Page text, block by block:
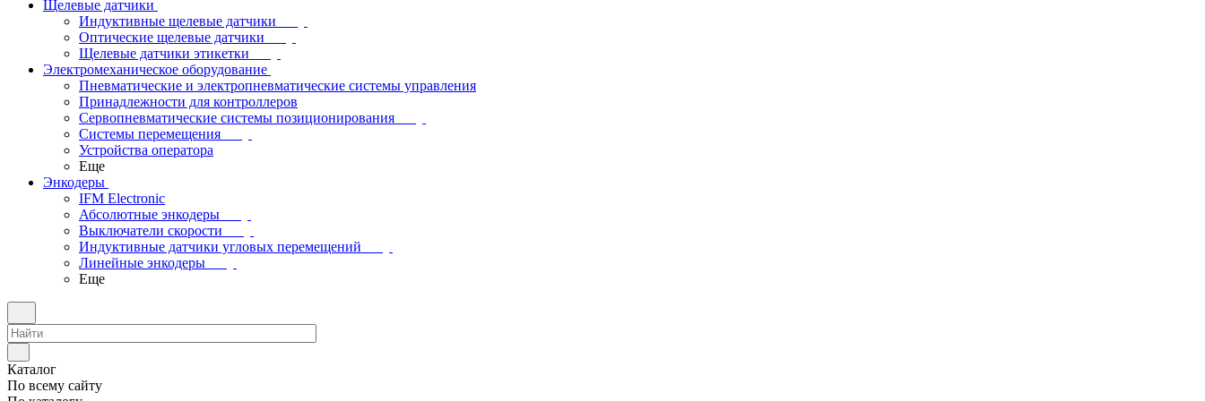
Щелевые датчики
Индуктивные щелевые датчики
Оптические щелевые датчики
Щелевые датчики этикетки
Электромеханическое оборудование
Пневматические и электропневматические системы управления
Принадлежности для контроллеров
Сервопневматические системы позиционирования
Системы перемещения
Устройства оператора
Еще
Энкодеры
IFM Electronic
Абсолютные энкодеры
Выключатели скорости
Индуктивные датчики угловых перемещений
Линейные энкодеры
Еще
Каталог
По всему сайту